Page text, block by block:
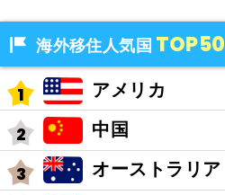
海外移住人気国 TOP50
アメリカ
中国
オーストラリア